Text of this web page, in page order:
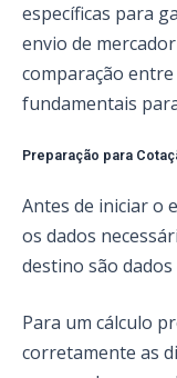
específicas para
envio de
comparação
fundamentais
Preparação para
Antes de iniciar o
os dados
destino são
Para um cálculo
corretamente as